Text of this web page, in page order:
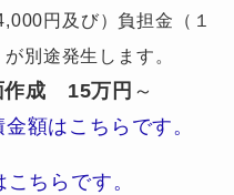
円及び）負担金（１
別途発生します。
成 15万円 ～
額はこちらです。
ちらです。